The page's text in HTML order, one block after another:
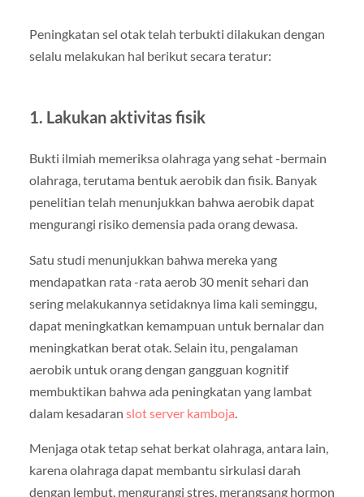
Peningkatan sel otak telah terbukti dilakukan dengan
selalu melakukan hal berikut secara teratur:
1. Lakukan aktivitas fisik
Bukti ilmiah memeriksa olahraga yang sehat -bermain
olahraga, terutama bentuk aerobik dan fisik. Banyak
penelitian telah menunjukkan bahwa aerobik dapat
mengurangi risiko demensia pada orang dewasa.
Satu studi menunjukkan bahwa mereka yang
mendapatkan rata -rata aerob 30 menit sehari dan
sering melakukannya setidaknya lima kali seminggu,
dapat meningkatkan kemampuan untuk bernalar dan
meningkatkan berat otak. Selain itu, pengalaman
aerobik untuk orang dengan gangguan kognitif
membuktikan bahwa ada peningkatan yang lambat
dalam kesadaran slot server kamboja
Menjaga otak tetap sehat berkat olahraga, antara lain,
karena olahraga dapat membantu sirkulasi darah
dengan lembut, mengurangi stres, merangsang hormon